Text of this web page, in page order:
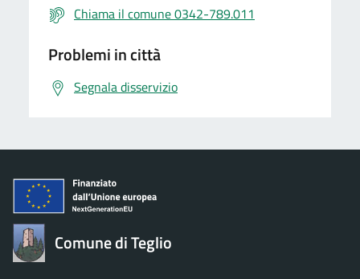
Chiama il comune 0342-789.011
Problemi in città
Segnala disservizio
Comune di Teglio